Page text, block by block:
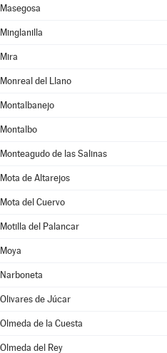
Masegosa
Minglanilla
Mira
Monreal del Llano
Montalbanejo
Montalbo
Monteagudo de las Salinas
Mota de Altarejos
Mota del Cuervo
Motilla del Palancar
Moya
Narboneta
Olivares de Júcar
Olmeda de la Cuesta
Olmeda del Rey